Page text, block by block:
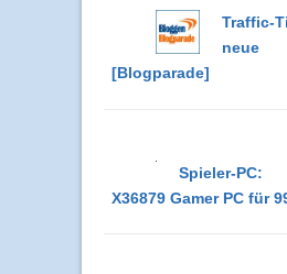
[Blogparade]
Spieler-
X36879 Gamer PC für